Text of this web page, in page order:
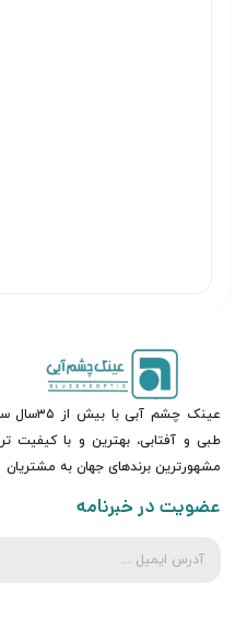
عینک
طبی و آفتابی، بهترین و با کیفیت
مشهورترین برندهای جهان به مشتریان
عضویت در خبرنامه